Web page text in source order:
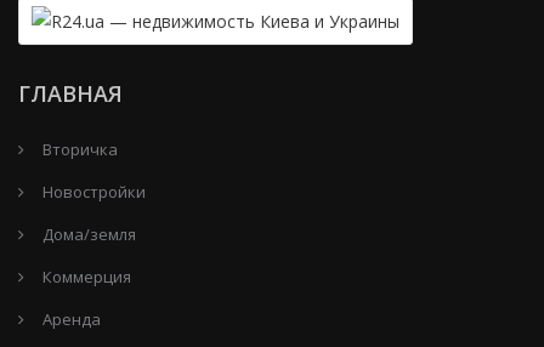
ГЛАВНАЯ
Вторичка
Новостройки
Дома/земля
Коммерция
Аренда